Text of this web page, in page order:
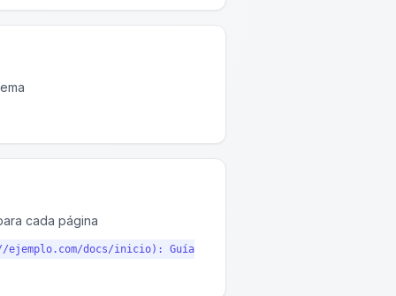
cada página
docs/inicio): Guía